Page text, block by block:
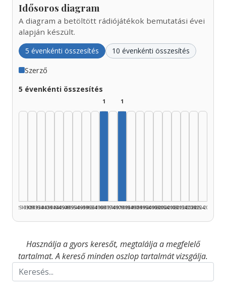
Idősoros diagram
A diagram a betöltött rádiójátékok bemutatási évei
alapján készült.
5 évenkénti összesítés 10 évenkénti összesítés
Szerző
5 évenkénti összesítés
1925–1929
1930–1934
1935–1939
1940–1944
1945–1949
1950–1954
1955–1959
1960–1964
1965–1969
1
1970–1974
1975–1979
1
1980–1984
1985–1989
1990–1994
1995–1999
2000–2004
2005–2009
2010–2014
2015–2019
2020–2024
2025–2026
Használja a gyors keresőt, megtalálja a megfelelő
tartalmat. A kereső minden oszlop tartalmát vizsgálja.